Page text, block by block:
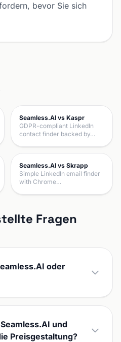
bevor Sie sich
Seamless.AI vs Kaspr
GDPR-compliant LinkedIn
contact finder backed by…
Seamless.AI vs Skrapp
Simple LinkedIn email finder
with Chrome…
Fragen
oder
und
Preisgestaltung?